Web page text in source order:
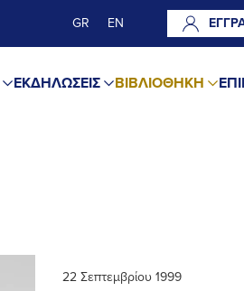
GR EN
ΕΚΔΗΛΩΣΕΙΣ ΒΙΒΛΙΟΘΗΚΗ
22 Σεπτεμβρίου 1999